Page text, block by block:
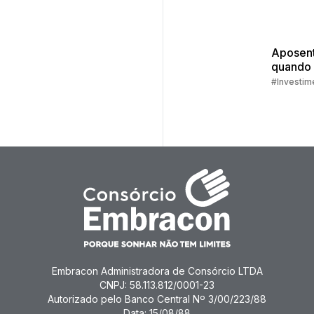
quando
como
Embracon Administradora de Consórcio LTDA
CNPJ: 58.113.812/0001-23
Autorizado pelo Banco Central Nº 3/00/223/88